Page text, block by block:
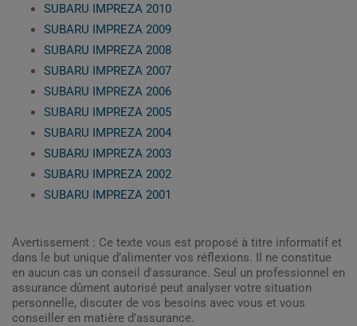
SUBARU IMPREZA 2010
SUBARU IMPREZA 2009
SUBARU IMPREZA 2008
SUBARU IMPREZA 2007
SUBARU IMPREZA 2006
SUBARU IMPREZA 2005
SUBARU IMPREZA 2004
SUBARU IMPREZA 2003
SUBARU IMPREZA 2002
SUBARU IMPREZA 2001
Avertissement : Ce texte vous est proposé à titre informatif et
dans le but unique d’alimenter vos réflexions. Il ne constitue
en aucun cas un conseil d'assurance. Seul un professionnel en
assurance dûment autorisé peut analyser votre situation
personnelle, discuter de vos besoins avec vous et vous
conseiller en matière d’assurance.